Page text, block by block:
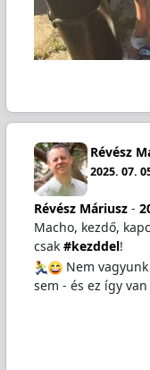
Révész
2025. 07.
Révész Máriusz-
Macho, kezdő,
csak #kezddel!
Nem vagyunk
sem - és ez így